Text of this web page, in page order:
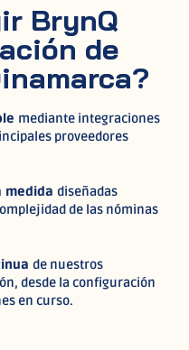
BrynQ
de
mediante integraciones
proveedores
medidadiseñadas
de las nóminas
de nuestros
desde la configuración
en curso.